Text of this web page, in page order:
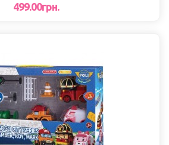
499.00грн.